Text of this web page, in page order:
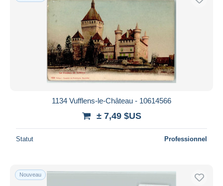
1134 Vufflens-le-Château - 10614566
± 7,49 $US
Statut Professionnel
Nouveau